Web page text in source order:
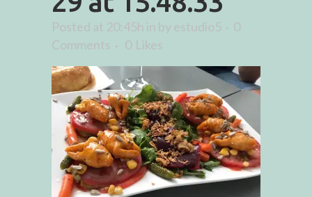
Posted at 20:45h in by estudio5
0
Comments
0 Likes